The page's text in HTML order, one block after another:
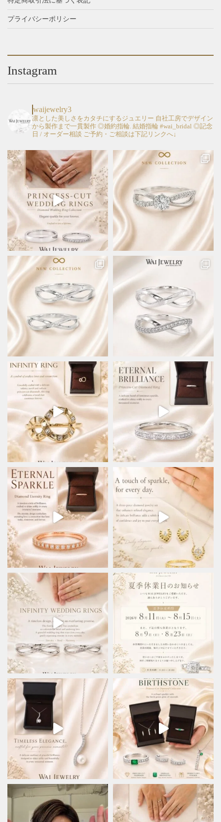
プライバシーポリシー
Instagram
waijewelry3
凛とした美しさをカタチにするジュエリー 自社工房でデザイン
から製作まで一貫製作 ◎婚約指輪. 結婚指輪 #wai_bridal ◎記念
日 / オーダー相談 ご予約・ご相談は下記リンクへ↓